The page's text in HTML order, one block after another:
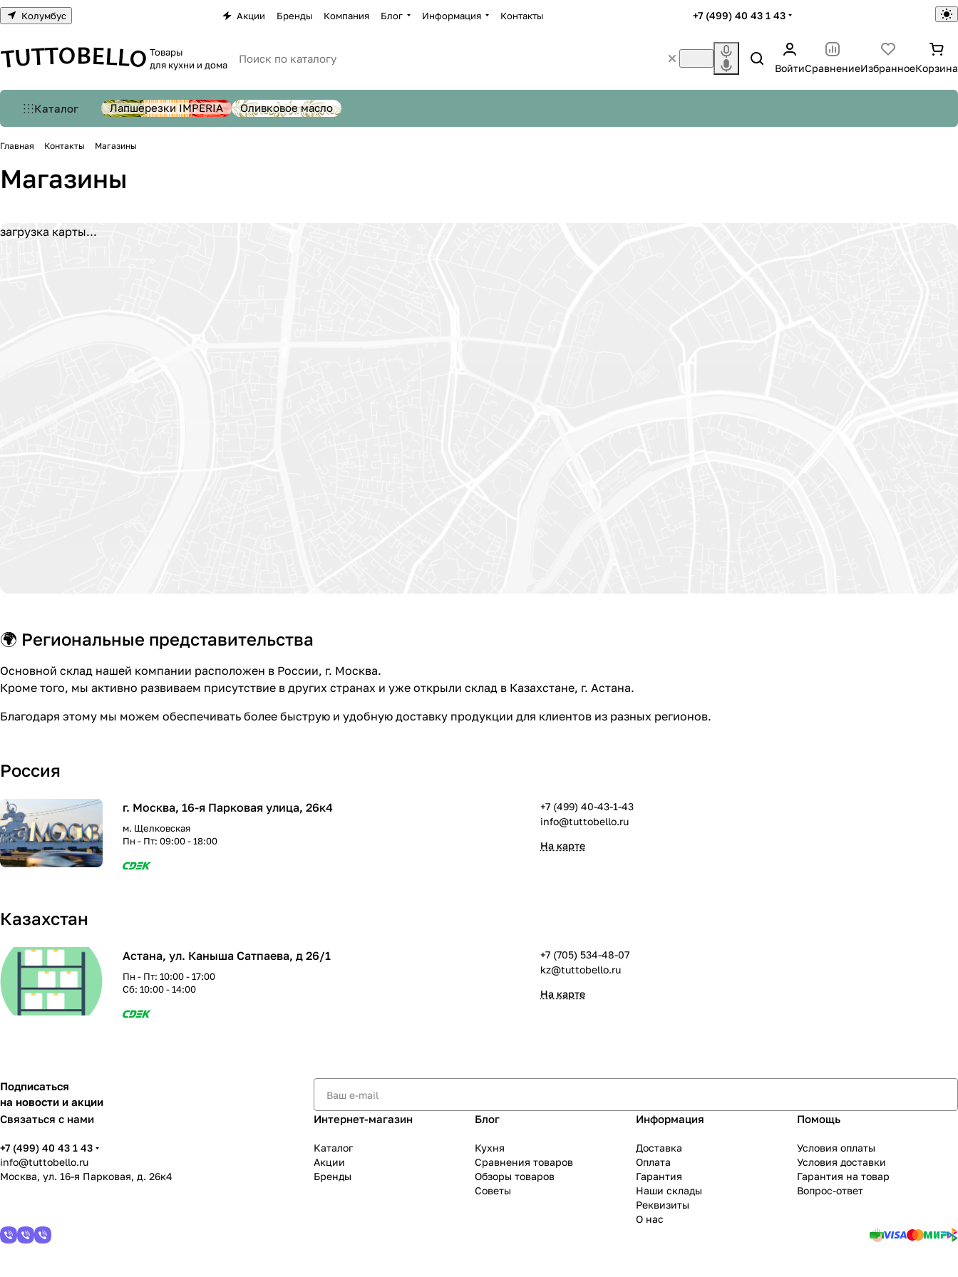
Колумбус Акции Бренды Компания Блог Информация Контакты +7 (499) 40 43 1 43
Товары
для кухни и дома
ВойтиСравнениеИзбранноеКорзина
Каталог Лапшерезки IMPERIA Оливковое масло
Главная Контакты Магазины
Магазины
загрузка карты...
🌍 Региональные представительства
Основной склад нашей компании расположен в России, г. Москва.
Кроме того, мы активно развиваем присутствие в других странах и уже открыли склад в Казахстане, г. Астана.
Благодаря этому мы можем обеспечивать более быструю и удобную доставку продукции для клиентов из разных регионов.
Россия
г. Москва, 16-я Парковая улица, 26к4
м. Щелковская
Пн - Пт: 09:00 - 18:00
+7 (499) 40-43-1-43
info@tuttobello.ru
На карте
Казахстан
Астана, ул. Каныша Сатпаева, д 26/1
Пн - Пт: 10:00 - 17:00
Сб: 10:00 - 14:00
+7 (705) 534-48-07
kz@tuttobello.ru
На карте
Подписаться
на новости и акции
Связаться с нами
+7 (499) 40 43 1 43
info@tuttobello.ru
Москва, ул. 16-я Парковая, д. 26к4
Интернет-магазин
Каталог
Акции
Бренды
Блог
Кухня
Сравнения товаров
Обзоры товаров
Советы
Информация
Доставка
Оплата
Гарантия
Наши склады
Реквизиты
О нас
Помощь
Условия оплаты
Условия доставки
Гарантия на товар
Вопрос-ответ